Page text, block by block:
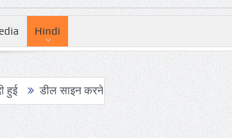
Hindi
करने का यह आखिरी मौका है, ट्रंप ने एक बार फिर